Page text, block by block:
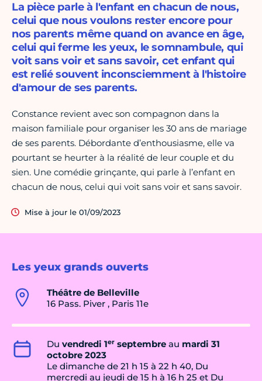
Les yeux grands ouverts
Théâtre de Belleville
16 Pass. Piver , Paris 11e
Du vendredi 1er septembre au mardi 31
octobre 2023
Le dimanche de 21 h 15 à 22 h 40, Du
mercredi au jeudi de 15 h à 16 h 25 et Du
La pièce parle à l'enfant en chacun de nous,
celui que nous voulons rester encore pour
nos parents même quand on avance en âge,
celui qui ferme les yeux, le somnambule, qui
voit sans voir et sans savoir, cet enfant qui
est relié souvent inconsciemment à l'histoire
d'amour de ses parents.
Constance revient avec son compagnon dans la
maison familiale pour organiser les 30 ans de mariage
de ses parents. Débordante d’enthousiasme, elle va
pourtant se heurter à la réalité de leur couple et du
sien. Une comédie grinçante, qui parle à l’enfant en
chacun de nous, celui qui voit sans voir et sans savoir.
Mise à jour le 01/09/2023